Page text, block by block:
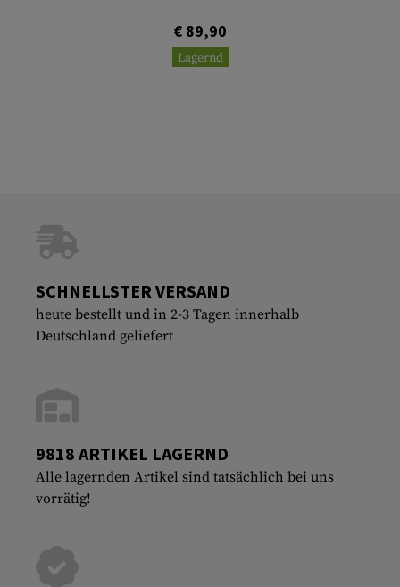
€ 89,90
Lagernd
SCHNELLSTER VERSAND
heute bestellt und in 2-3 Tagen innerhalb
Deutschland geliefert
9818 ARTIKEL LAGERND
Alle lagernden Artikel sind tatsächlich bei uns
vorrätig!